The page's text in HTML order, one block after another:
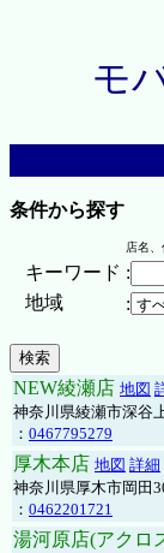
モ
条件から探す
店名、
キーワード :
地域
:
NEW綾瀬店 地図
神奈川県綾瀬市深谷
： 0467795279
厚木本店 地図 詳細
神奈川県厚木市岡田
： 0462201721
湯河原店(アクロ